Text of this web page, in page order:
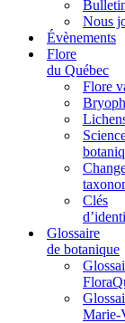
Nous
Évènements
Flore
du Québec
Flore
Clés
Glossaire
de botanique
Marie-